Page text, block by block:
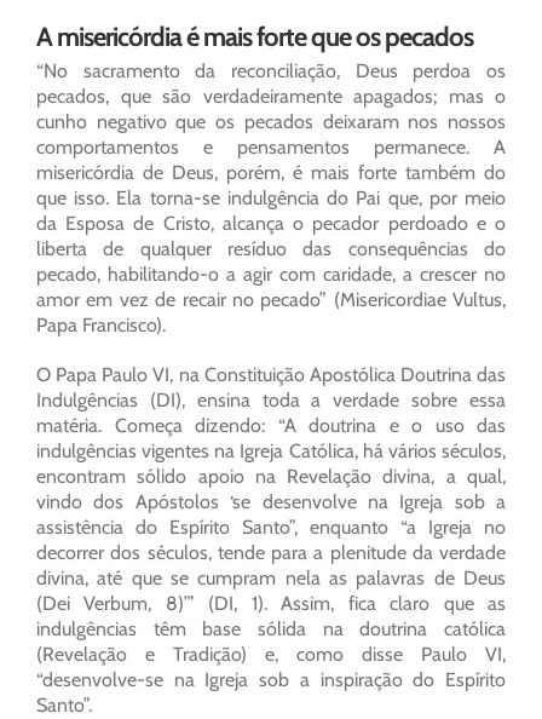
A misericórdia é mais forte que os pecados
“No sacramento da reconciliação, Deus perdoa os
pecados, que são verdadeiramente apagados; mas o
cunho negativo que os pecados deixaram nos nossos
comportamentos e pensamentos permanece. A
misericórdia de Deus, porém, é mais forte também do
que isso. Ela torna-se indulgência do Pai que, por meio
da Esposa de Cristo, alcança o pecador perdoado e o
liberta de qualquer resíduo das consequências do
pecado, habilitando-o a agir com caridade, a crescer no
amor em vez de recair no pecado” (Misericordiae Vultus,
Papa Francisco).
O Papa Paulo VI, na Constituição Apostólica Doutrina das
Indulgências (DI), ensina toda a verdade sobre essa
matéria. Começa dizendo: “A doutrina e o uso das
indulgências vigentes na Igreja Católica, há vários séculos,
encontram sólido apoio na Revelação divina, a qual,
vindo dos Apóstolos ‘se desenvolve na Igreja sob a
assistência do Espírito Santo”, enquanto “a Igreja no
decorrer dos séculos, tende para a plenitude da verdade
divina, até que se cumpram nela as palavras de Deus
(Dei Verbum, 8)’” (DI, 1). Assim, fica claro que as
indulgências têm base sólida na doutrina católica
(Revelação e Tradição) e, como disse Paulo VI,
“desenvolve-se na Igreja sob a inspiração do Espírito
Santo”.